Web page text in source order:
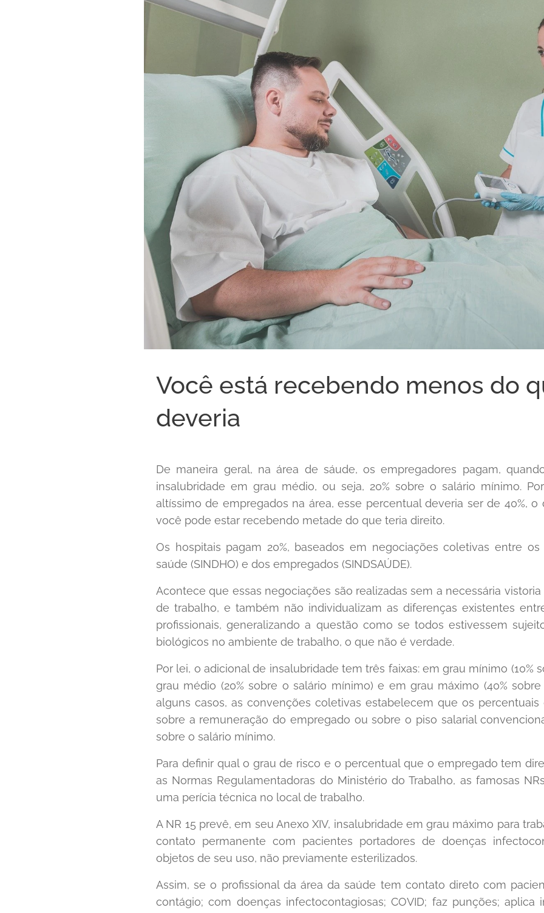
Você está recebendo menos do
deveria
De maneira geral, na área de sáude, os empregadores pagam,
insalubridade em grau médio, ou seja, 20% sobre o salário mínimo.
altíssimo de empregados na área, esse percentual deveria ser de 40%,
você pode estar recebendo metade do que teria direito.
Os hospitais pagam 20%, baseados em negociações coletivas entre
saúde (SINDHO) e dos empregados (SINDSAÚDE).
Acontece que essas negociações são realizadas sem a necessária
de trabalho, e também não individualizam as diferenças existentes
profissionais, generalizando a questão como se todos estivessem
biológicos no ambiente de trabalho, o que não é verdade.
Por lei, o adicional de insalubridade tem três faixas: em grau mínimo (10%
grau médio (20% sobre o salário mínimo) e em grau máximo (40%
alguns casos, as convenções coletivas estabelecem que os
sobre a remuneração do empregado ou sobre o piso salarial
sobre o salário mínimo.
Para definir qual o grau de risco e o percentual que o empregado tem
as Normas Regulamentadoras do Ministério do Trabalho, as famosas
uma perícia técnica no local de trabalho.
A NR 15 prevê, em seu Anexo XIV, insalubridade em grau máximo para
contato permanente com pacientes portadores de doenças
objetos de seu uso, não previamente esterilizados.
Assim, se o profissional da área da saúde tem contato direto com
contágio; com doenças infectocontagiosas; COVID; faz punções; aplica